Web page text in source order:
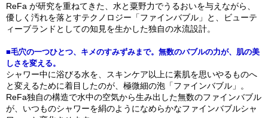
ReFa が研究を重ねてきた、水と粟野力でうるおいを与えながら、
優しく汚れを落とすテクノロジー「ファインバブル」と、ビューテ
ィーブランドとしての知見を生かした独自の水流設計。
■毛穴の一つひとつ、キメのすみずみまで。無数のバブルの力が、肌の美
しさを変える。
シャワー中に浴びる水を、スキンケア以上に素肌を思いやるものへ
と変えるために着目したのが、極微細の泡「ファインバブル」。
ReFa独自の構造で水中の空気から生み出した無数のファインバブル
が、いつものシャワーを絹のようになめらかなファインバブルシャ